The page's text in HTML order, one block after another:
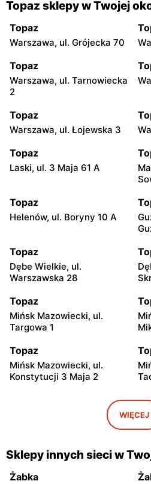
Topaz sklepy w Twojej
Topaz
Warszawa, ul. Grójecka 70
Topaz
Warszawa, ul. Tarnowiecka
2
Topaz
Warszawa, ul. Łojewska 3
Topaz
Laski, ul. 3 Maja 61 A
Topaz
Helenów, ul. Boryny 10 A
Topaz
Dębe Wielkie, ul.
Warszawska 28
Topaz
Mińsk Mazowiecki, ul.
Targowa 1
Topaz
Mińsk Mazowiecki, ul.
Konstytucji 3 Maja 2
Topaz
Mińsk Mazowiecki, ul.
Dąbrówki 52
WIĘCEJ
Sklepy innych sieci w
Żabka